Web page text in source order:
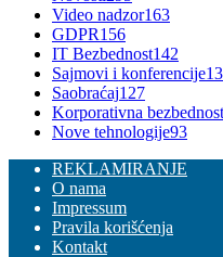
Video nadzor163
GDPR156
IT Bezbednost142
Sajmovi i konferencije
Saobraćaj127
Korporativna bezbednost
Nove tehnologije93
REKLAMIRANJE
O nama
Impressum
Pravila korišćenja
Kontakt